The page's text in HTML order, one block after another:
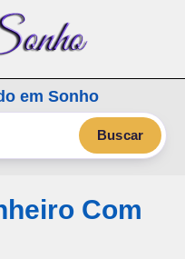
em Sonho
Buscar
Com